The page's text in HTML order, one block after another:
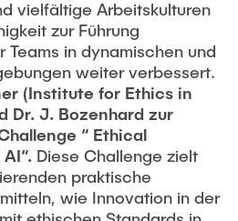
vielfältige Arbeitskulturen
zur Führung
Teams in dynamischen und
weiter verbessert.
(Institute for Ethics in
Dr. J. Bozenhard zur
“ Ethical
Diese Challenge zielt
praktische
wie Innovation in der